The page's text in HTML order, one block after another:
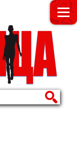
МОДНИЦА